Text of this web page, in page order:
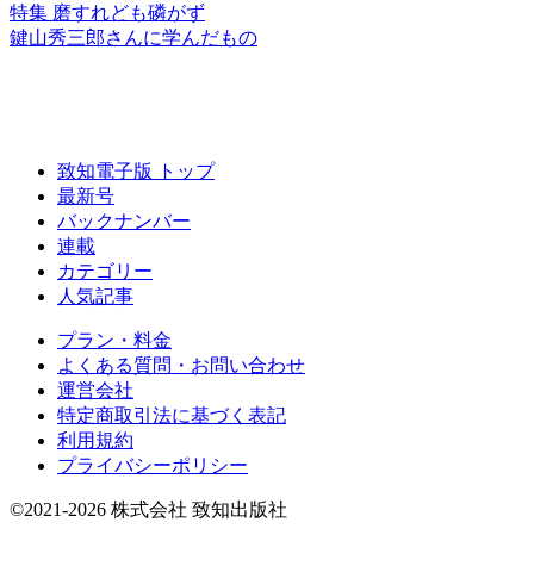
特集 磨すれども磷がず
鍵山秀三郎さんに学んだもの
致知電子版 トップ
最新号
バックナンバー
連載
カテゴリー
人気記事
プラン・料金
よくある質問・お問い合わせ
運営会社
特定商取引法に基づく表記
利用規約
プライバシーポリシー
©2021-2026 株式会社 致知出版社